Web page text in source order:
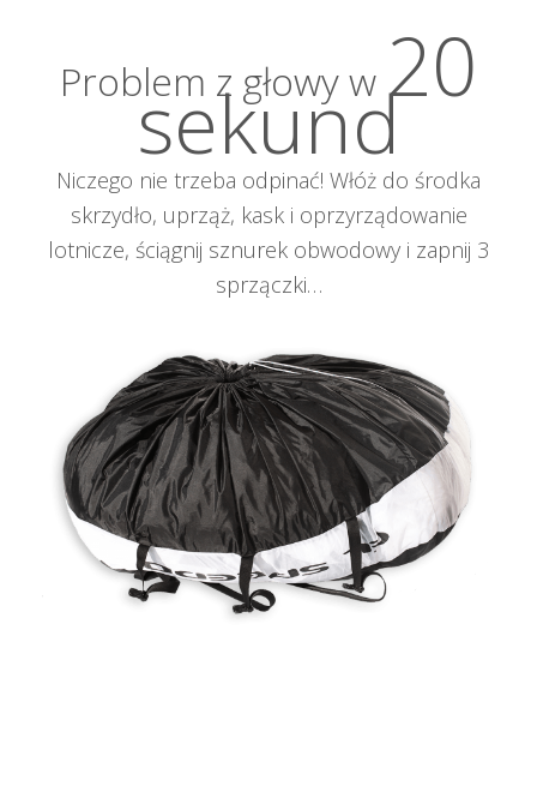
Problem z głowy w 20
sekund
Niczego nie trzeba odpinać! Włóż do środka
skrzydło, uprząż, kask i oprzyrządowanie
lotnicze, ściągnij sznurek obwodowy i zapnij 3
sprzączki…